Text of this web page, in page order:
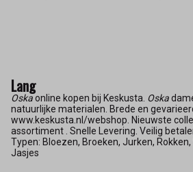
Lang
Oskaonline kopen bij Keskusta. Oska
natuurlijke materialen. Brede en
www.keskusta.nl/webshop. Nieuwste
assortiment . Snelle Levering. Veilig
Typen: Bloezen, Broeken, Jurken,
Jasjes